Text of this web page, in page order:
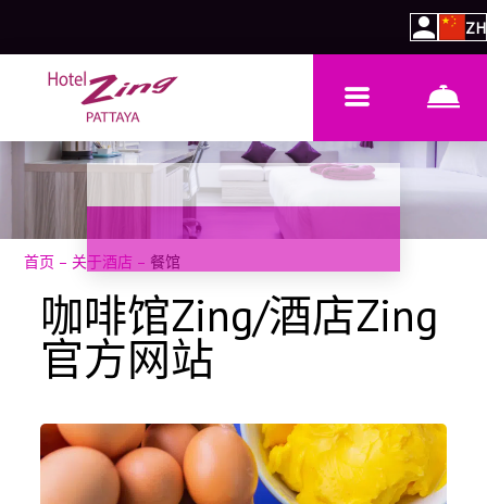
ZH
首页 – 关于酒店 – 餐馆
咖啡馆Zing/酒店Zing
官方网站